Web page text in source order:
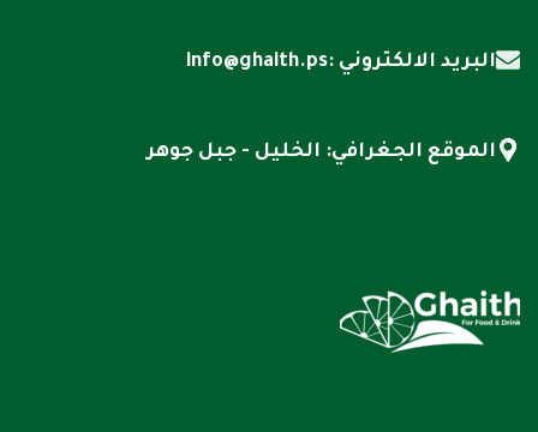
البريد الالكتروني :info@ghaith.ps
الموقع الجغرافي: الخليل - جبل جوهر